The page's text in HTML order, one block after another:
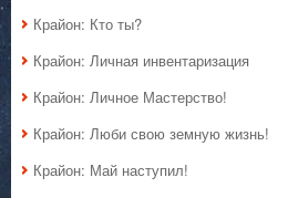
Крайон: Кто ты?
Крайон: Личная инвентаризация
Крайон: Личное Мастерство!
Крайон: Люби свою земную жизнь!
Крайон: Май наступил!